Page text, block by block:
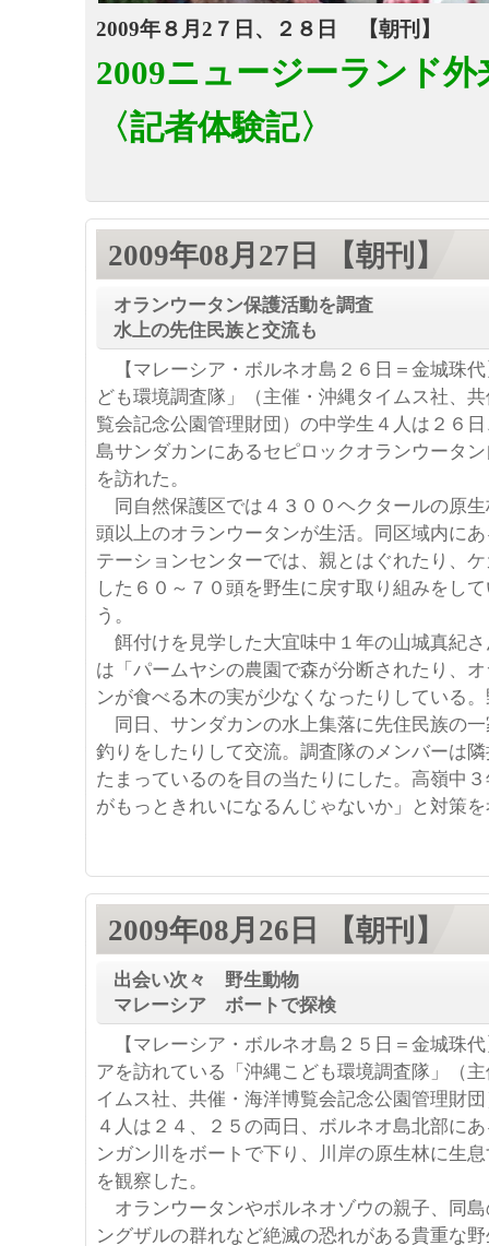
2009年８月2７日、２８日 【朝刊】
2009ニュージーランド外
〈記者体験記〉
2009年08月27日 【朝刊】
オランウータン保護活動を調査
水上の先住民族と交流も
【マレーシア・ボルネオ島２６日＝金城珠代
ども環境調査隊」（主催・沖縄タイムス社、
覧会記念公園管理財団）の中学生４人は２６
島サンダカンにあるセピロックオランウータ
を訪れた。
同自然保護区では４３００ヘクタールの原生
頭以上のオランウータンが生活。同区域内に
テーションセンターでは、親とはぐれたり、
した６０～７０頭を野生に戻す取り組みをし
う。
餌付けを見学した大宜味中１年の山城真紀さ
は「パームヤシの農園で森が分断されたり、
ンが食べる木の実が少なくなったりしている
同日、サンダカンの水上集落に先住民族の
釣りをしたりして交流。調査隊のメンバーは
たまっているのを目の当たりにした。高嶺中
がもっときれいになるんじゃないか」と対策
2009年08月26日 【朝刊】
出会い次々 野生動物
マレーシア ボートで探検
【マレーシア・ボルネオ島２５日＝金城珠代
アを訪れている「沖縄こども環境調査隊」（
イムス社、共催・海洋博覧会記念公園管理財
４人は２４、２５の両日、ボルネオ島北部に
ンガン川をボートで下り、川岸の原生林に生
を観察した。
オランウータンやボルネオゾウの親子、同島
ングザルの群れなど絶滅の恐れがある貴重な